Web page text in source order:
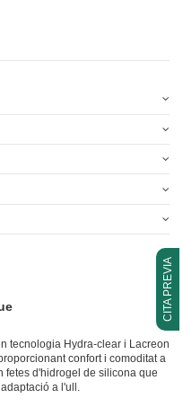
CITA PREVIA
tecnologia Hydra-clear i Lacreon
confort i comoditat a
fetes d'hidrogel de silicona que
a l'ull.